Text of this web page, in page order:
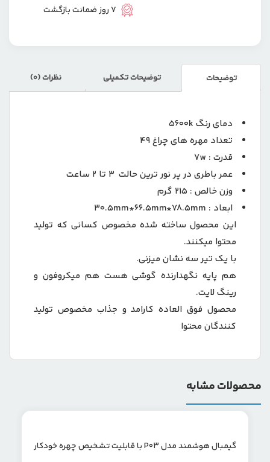
عدد
7 روز ضمانت بازگشت
توضیحات توضیحات تکمیلی نظرات (0)
دمای رنگ 5600k
تعداد مهره های چراغ 49
قدرت : 7w
عمر باطری در پر نور ترین حالت 3 تا 2 ساعت
وزن خالص : 215 گرم
ابعاد : 30.5mm*66.5mm*78.5mm
این محصول ساخته شده مخصوص کسانی که تولید
محتوا میکنند.
با یک تیر سه نشان میزنی.
هم پایه نگهدارنده گوشی هست هم میکروفون و
رینگ لایت.
محصول فوق العاده کارامد و جذاب مخصوص تولید
کنندگان محتوا
محصولات مشابه
گیمبال هوشمند مدل P03 با قابلیت تشخیص چهره خودکار